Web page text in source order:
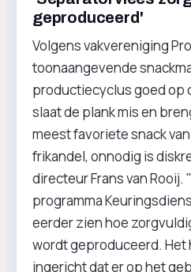
geproduceerd'
Volgens vakvereniging
toonaangevende
productiecyclus goed op
slaat de plank mis en
meest favoriete snack
frikandel, onnodig is
directeur Frans van Rooij.
programma
eerder zien hoe
wordt geproduceerd. Het
ingericht dat er op het